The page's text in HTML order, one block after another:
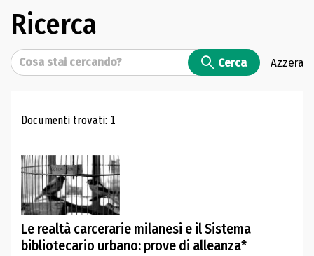
Ricerca
Cerca Cerca Azzera
Risultati di ricerca
Documenti trovati: 1
Le realtà carcerarie milanesi e il Sistema
bibliotecario urbano: prove di alleanza*